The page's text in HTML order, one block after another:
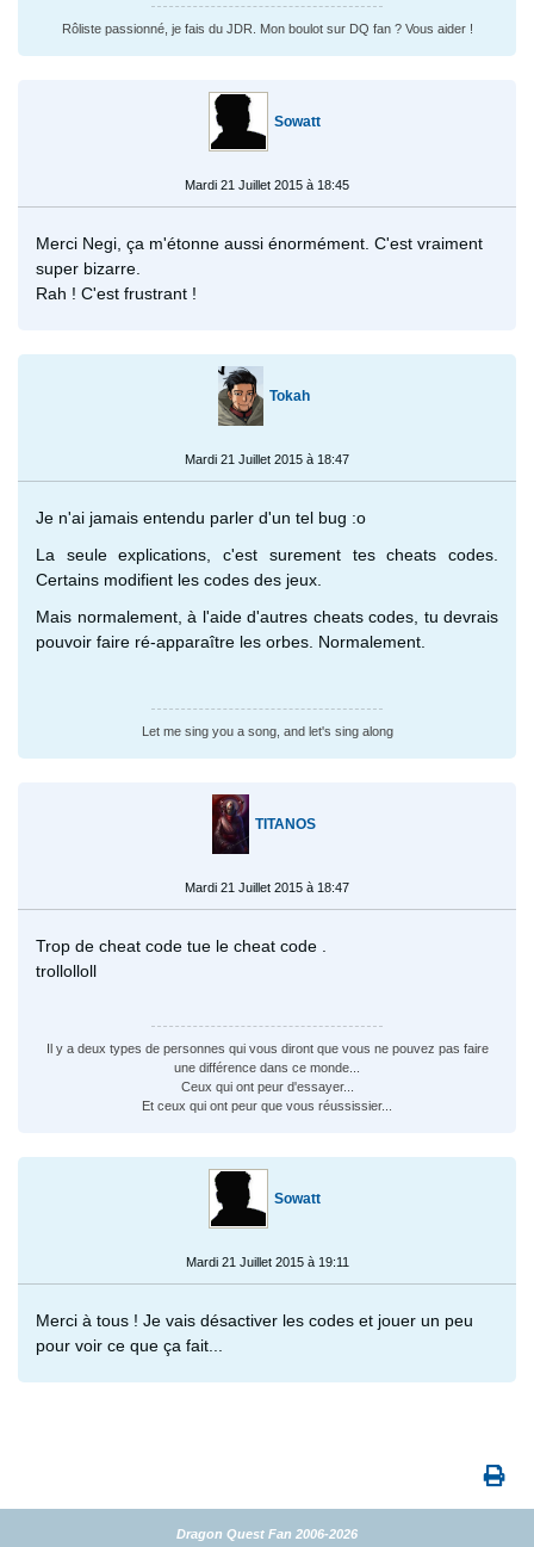
Rôliste passionné, je fais du JDR. Mon boulot sur DQ fan ? Vous aider !
Sowatt
Mardi 21 Juillet 2015 à 18:45
Merci Negi, ça m'étonne aussi énormément. C'est vraiment
super bizarre.
Rah ! C'est frustrant !
Tokah
Mardi 21 Juillet 2015 à 18:47
Je n'ai jamais entendu parler d'un tel bug :o
La seule explications, c'est surement tes cheats codes.
Certains modifient les codes des jeux.
Mais normalement, à l'aide d'autres cheats codes, tu devrais
pouvoir faire ré-apparaître les orbes. Normalement.
Let me sing you a song, and let's sing along
TITANOS
Mardi 21 Juillet 2015 à 18:47
Trop de cheat code tue le cheat code .
trollolloll
Il y a deux types de personnes qui vous diront que vous ne pouvez pas faire
une différence dans ce monde...
Ceux qui ont peur d'essayer...
Et ceux qui ont peur que vous réussissier...
Sowatt
Mardi 21 Juillet 2015 à 19:11
Merci à tous ! Je vais désactiver les codes et jouer un peu
pour voir ce que ça fait...
Dragon Quest Fan 2006-2026